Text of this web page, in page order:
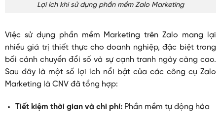
Lợi ích khi sử dụng phần mềm Zalo Marketing
Việc sử dụng phần mềm Marketing trên Zalo mang lại
nhiều giá trị thiết thực cho doanh nghiệp, đặc biệt trong
bối cảnh chuyển đổi số và sự cạnh tranh ngày càng cao.
Sau đây là một số lợi ích nổi bật của các công cụ Zalo
Marketing là CNV đã tổng hợp:
Tiết kiệm thời gian và chi phí:Phần mềm tự động hóa